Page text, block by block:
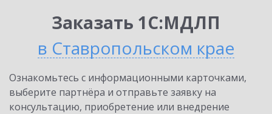
Заказать 1С:МДЛП
в Ставропольском крае
Ознакомьтесь с информационными карточками,
выберите партнёра и отправьте заявку на
консультацию, приобретение или внедрение